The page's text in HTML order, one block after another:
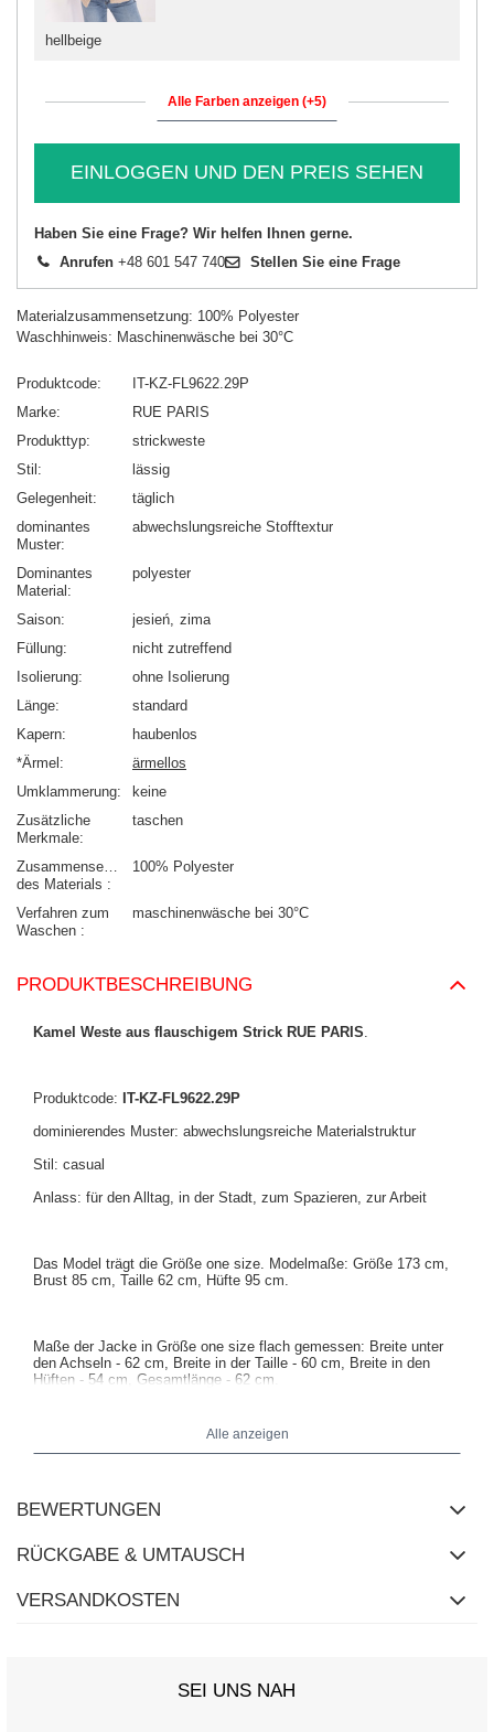
hellbeige
Alle Farben anzeigen (+5)
EINLOGGEN UND DEN PREIS SEHEN
Haben Sie eine Frage? Wir helfen Ihnen gerne.
Anrufen +48 601 547 740 Stellen Sie eine Frage
Materialzusammensetzung: 100% Polyester
Waschhinweis: Maschinenwäsche bei 30°C
Produktcode
IT-KZ-FL9622.29P
Marke
RUE PARIS
Produkttyp
strickweste
Stil
lässig
Gelegenheit
täglich
dominantes
Muster
abwechslungsreiche Stofftextur
Dominantes
Material
polyester
Saison jesień zima
Füllung
nicht zutreffend
Isolierung
ohne Isolierung
Länge
standard
Kapern
haubenlos
*Ärmel
ärmellos
Umklammerung
keine
Zusätzliche
Merkmale
taschen
Zusammensetzung
des Materials
100% Polyester
Verfahren zum
Waschen
maschinenwäsche bei 30°C
PRODUKTBESCHREIBUNG
Kamel Weste aus flauschigem Strick RUE PARIS.
Produktcode: IT-KZ-FL9622.29P
dominierendes Muster: abwechslungsreiche Materialstruktur
Stil: casual
Anlass: für den Alltag, in der Stadt, zum Spazieren, zur Arbeit
Das Model trägt die Größe one size. Modelmaße: Größe 173 cm,
Brust 85 cm, Taille 62 cm, Hüfte 95 cm.
Maße der Jacke in Größe one size flach gemessen: Breite unter
den Achseln - 62 cm, Breite in der Taille - 60 cm, Breite in den
Hüften - 54 cm, Gesamtlänge - 62 cm.
Alle anzeigen
BEWERTUNGEN
RÜCKGABE & UMTAUSCH
VERSANDKOSTEN
SEI UNS NAH